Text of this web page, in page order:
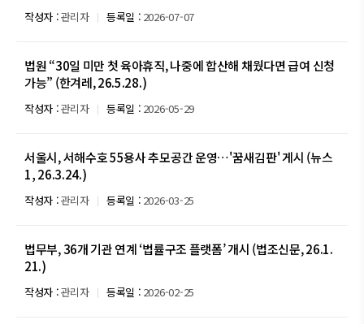
작성자 :관리자 등록일 : 2026-07-07
법원 “30일 미만 첫 육아휴직, 나중에 합산해 채웠다면 급여 신청
가능” (한겨레, 26.5.28.)
작성자 :관리자 등록일 : 2026-05-29
서울시, 서해수호 55용사 추모공간 운영…'꿈새김판' 게시 (뉴스
1, 26.3.24.)
작성자 :관리자 등록일 : 2026-03-25
법무부, 36개 기관 연계 ‘법률구조 플랫폼’ 개시 (법조신문, 26.1.
21.)
작성자 :관리자 등록일 : 2026-02-25